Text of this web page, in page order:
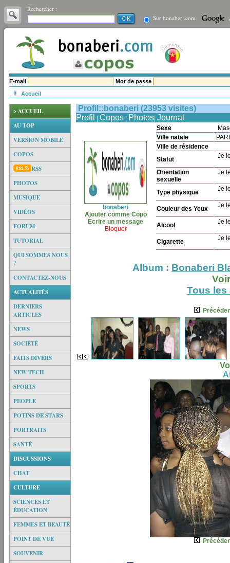
Rechercher :
Sur bonaberi.com
E-mail
Mot de passe
Accueil
> ACCUEIL
AU TOP
VERSION MOBILE
COPOS
RSS
PHOTOS
MUSIQUE
VIDÉOS
FORUM
TUTORIAL
QUI SOMMES NOUS
?
CONTACTEZ-NOUS
ACTUALITÉS
DERNIERS
ARTICLES
NEWS
SOCIÉTÉ
FAITS DIVERS
NEW TECH
SPORTS
PEOPLE
POTINS DE STARS
PORTRAITS
SANTÉ
DISCUSSIONS
CHAT
CULTURE
SCIENCES ET
ÉDUCATION
FEMMES ET BEAUTÉ
POINT DE VUE
SOUVENIR
Profil::bonaberi (23953 visites)
Profil
Copos Photos Journal
bonaberi
Ajouter comme Copo
Ecrire un message
Bloquer
Sexe
Ville natale
Ville de résidence
Statut
Je
Orientation
sexuelle
Je
Type physique Je
Couleur des Yeux Je
Alcool Je
Cigarette Je
Album : Bonaberi
Tous les